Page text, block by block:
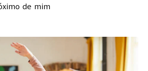
de mim